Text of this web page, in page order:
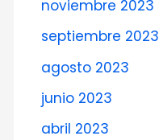
noviembre 2023
septiembre 2023
agosto 2023
junio 2023
abril 2023